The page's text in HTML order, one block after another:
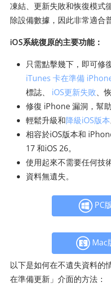
凍結、更新失敗和恢復模式
除設備數據，因此非常適合
iOS系統復原的主要功能：
只需點擊幾下，即可修
iTunes 卡在準備
標誌、 iOS更新失敗、
修復 iPhone 漏洞，幫
輕鬆升級和降級iOS版本
相容於iOS版本和
17 和iOS 26。
使用起來不需要任何技
資料無遺失。
PC
Mac
以下是如何在不遺失資料的
在準備更新」介面的方法：